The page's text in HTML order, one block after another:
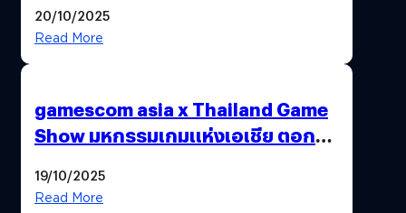
20/10/2025
Read More
gamescom asia x Thailand Game
Show มหกรรมเกมแห่งเอเชีย ตอกย้ำ
พาณิชย์ร่วมชูความสำเร็จ
19/10/2025
Read More